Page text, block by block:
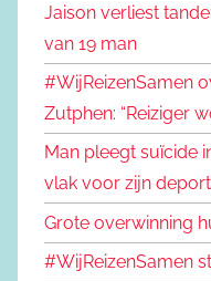
Jaison verliest
van 19 man
#WijReizenSamen
Zutphen: “Reiziger
Man pleegt suïcide
vlak voor zijn
Grote overwinning
#WijReizenSamen